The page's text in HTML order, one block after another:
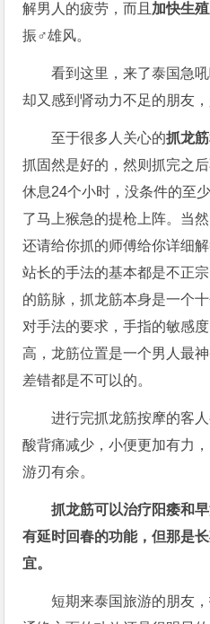
解男人的疲劳，而且 加快生
振♂雄风。
看到这里，来了泰国急
却又感到肾动力不足的朋友
至于很多人关心的抓龙
抓固然是好的，然则抓完之
休息24个小时，没条件的至
了马上猴急的提枪上阵。当
还请给你抓的师傅给你详细
站长的手法的基本都是不正
的筋脉，抓龙筋本身是一个
对手法的要求，手指的敏感
高，龙筋位置是一个男人最
差错都是不可以的。
进行完抓龙筋按摩的客
酸背痛减少，小便更加有力
游刃有余。
抓龙筋可以治疗阳痿和
有延时回春的功能，但那是
宜。
短期来泰国旅游的朋友